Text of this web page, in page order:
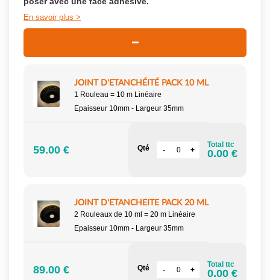
En savoir plus
JOINT D'ETANCHÉITÉ PACK 10 ML
1 Rouleau = 10 m Linéaire
Epaisseur 10mm - Largeur 35mm
59.00 € Qté Total ttc
0.00 €
JOINT D'ETANCHEITE PACK 20 ML
2 Rouleaux de 10 ml = 20 m Linéaire
Epaisseur 10mm - Largeur 35mm
89.00 € Qté Total ttc
0.00 €